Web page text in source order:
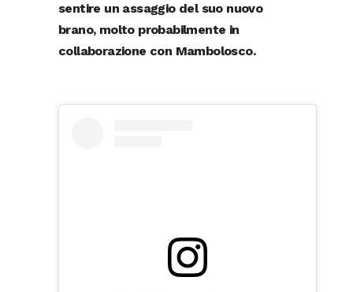
sentire un assaggio del suo nuovo
brano, molto probabilmente in
collaborazione con Mambolosco.